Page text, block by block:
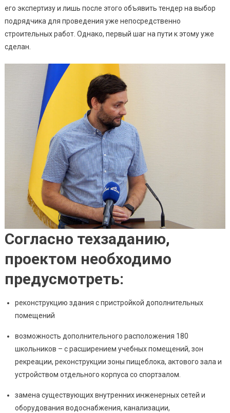
его экспертизу и лишь после этого объявить тендер на выбор
подрядчика для проведения уже непосредственно
строительных работ. Однако, первый шаг на пути к этому уже
сделан.
Согласно техзаданию,
проектом необходимо
предусмотреть:
реконструкцию здания с пристройкой дополнительных
помещений
возможность дополнительного расположения 180
школьников – с расширением учебных помещений, зон
рекреации, реконструкции зоны пищеблока, актового зала и
устройством отдельного корпуса со спортзалом.
замена существующих внутренних инженерных сетей и
оборудования водоснабжения, канализации,